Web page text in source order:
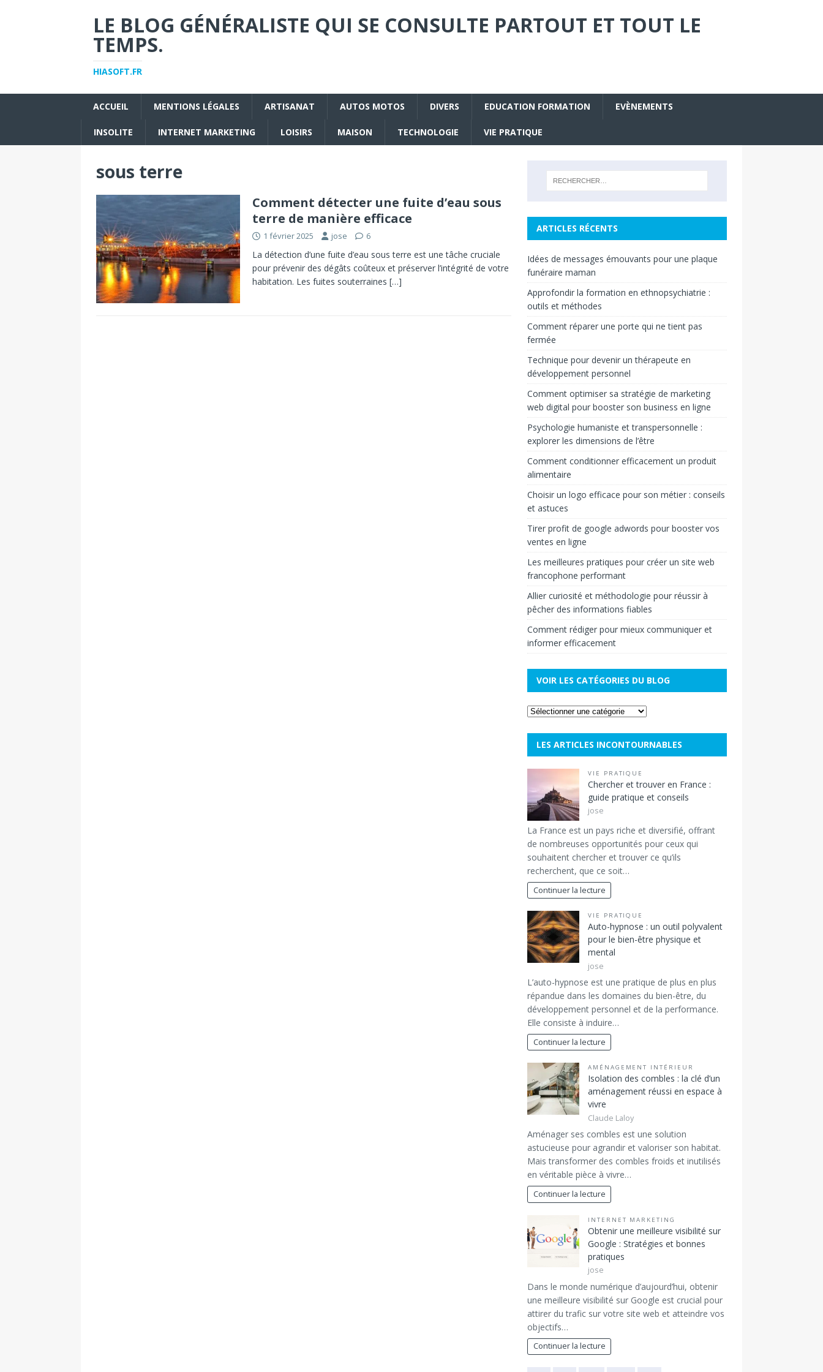
LE BLOG GÉNÉRALISTE QUI SE CONSULTE PARTOUT ET TOUT LE
TEMPS.
HIASOFT.FR
ACCUEIL MENTIONS LÉGALES ARTISANAT AUTOS MOTOS DIVERS EDUCATION FORMATION EVÈNEMENTS
INSOLITE INTERNET MARKETING LOISIRS MAISON TECHNOLOGIE VIE PRATIQUE
sous terre
Comment détecter une fuite d’eau sous
terre de manière efficace
1 février 2025 jose 6
La détection d’une fuite d’eau sous terre est une tâche cruciale
pour prévenir des dégâts coûteux et préserver l’intégrité de votre
habitation. Les fuites souterraines […]
ARTICLES RÉCENTS
Idées de messages émouvants pour une plaque
funéraire maman
Approfondir la formation en ethnopsychiatrie :
outils et méthodes
Comment réparer une porte qui ne tient pas
fermée
Technique pour devenir un thérapeute en
développement personnel
Comment optimiser sa stratégie de marketing
web digital pour booster son business en ligne
Psychologie humaniste et transpersonnelle :
explorer les dimensions de l’être
Comment conditionner efficacement un produit
alimentaire
Choisir un logo efficace pour son métier : conseils
et astuces
Tirer profit de google adwords pour booster vos
ventes en ligne
Les meilleures pratiques pour créer un site web
francophone performant
Allier curiosité et méthodologie pour réussir à
pêcher des informations fiables
Comment rédiger pour mieux communiquer et
informer efficacement
VOIR LES CATÉGORIES DU BLOG
LES ARTICLES INCONTOURNABLES
VIE PRATIQUE
Chercher et trouver en France :
guide pratique et conseils
jose
La France est un pays riche et diversifié, offrant
de nombreuses opportunités pour ceux qui
souhaitent chercher et trouver ce qu’ils
recherchent, que ce soit…
Continuer la lecture
VIE PRATIQUE
Auto-hypnose : un outil polyvalent
pour le bien-être physique et
mental
jose
L’auto-hypnose est une pratique de plus en plus
répandue dans les domaines du bien-être, du
développement personnel et de la performance.
Elle consiste à induire…
Continuer la lecture
AMÉNAGEMENT INTÉRIEUR
Isolation des combles : la clé d’un
aménagement réussi en espace à
vivre
Claude Laloy
Aménager ses combles est une solution
astucieuse pour agrandir et valoriser son habitat.
Mais transformer des combles froids et inutilisés
en véritable pièce à vivre…
Continuer la lecture
INTERNET MARKETING
Obtenir une meilleure visibilité sur
Google : Stratégies et bonnes
pratiques
jose
Dans le monde numérique d’aujourd’hui, obtenir
une meilleure visibilité sur Google est crucial pour
attirer du trafic sur votre site web et atteindre vos
objectifs…
Continuer la lecture